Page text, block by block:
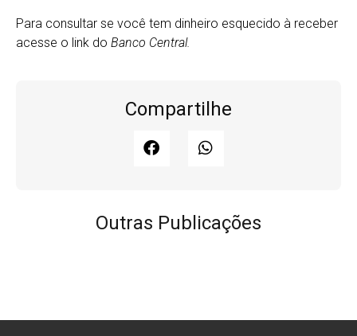
Para consultar se você tem dinheiro esquecido à receber
acesse o link do Banco Central.
Compartilhe
Outras Publicações